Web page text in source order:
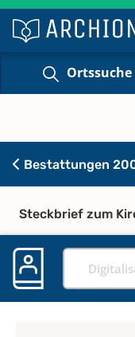
Ortssuche
Bestattungen
Steckbrief zum